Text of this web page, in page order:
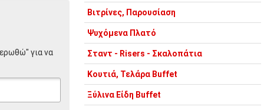
για να
Βιτρίνες, Παρουσίαση
Ψυχόμενα Πλατό
Σταντ - Risers - Σκαλοπάτια
Κουτιά, Τελάρα Buffet
Ξύλινα Είδη Buffet